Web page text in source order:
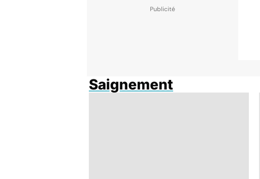
Saignement